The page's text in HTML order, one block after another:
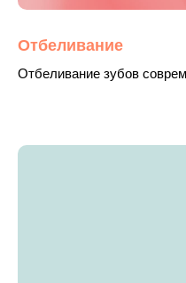
Отбеливание
Отбеливание зубов